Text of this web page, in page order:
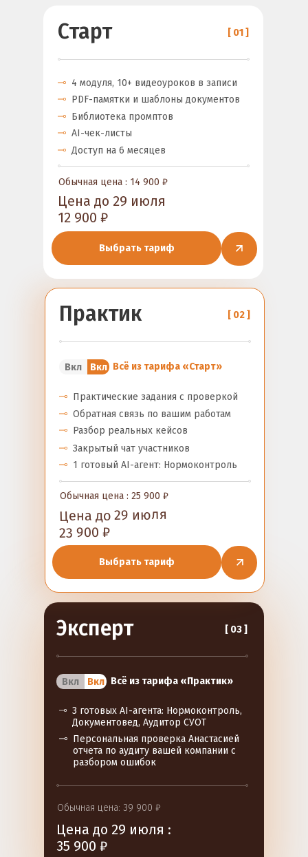
Персональная проверка Анастасией
отчета по аудиту вашей компании с
разбором ошибок
3 готовых AI-агента: Нормоконтроль,
Документовед, Аудитор СУОТ
[ 03 ]
Цена до 29 июля :
35 900 ₽
Эксперт
Всё из тарифа «Практик»
Вкл Вкл
1 готовый AI-агент: Нормоконтроль
Закрытый чат участников
Разбор реальных кейсов
Обратная связь по вашим работам
Практические задания с проверкой
[ 02 ]
Цена до 29 июля
23 900 ₽
Обычная цена : 25 900 ₽
Практик
Выбрать тариф
Всё из тарифа «Старт»
Вкл Вкл
Доступ на 6 месяцев
AI-чек-листы
Библиотека промптов
PDF-памятки и шаблоны документов
4 модуля, 10+ видеоуроков в записи
[ 01 ]
Цена до 29 июля
12 900 ₽
Обычная цена : 14 900 ₽
Старт
Выбрать тариф
Обычная цена: 39 900 ₽